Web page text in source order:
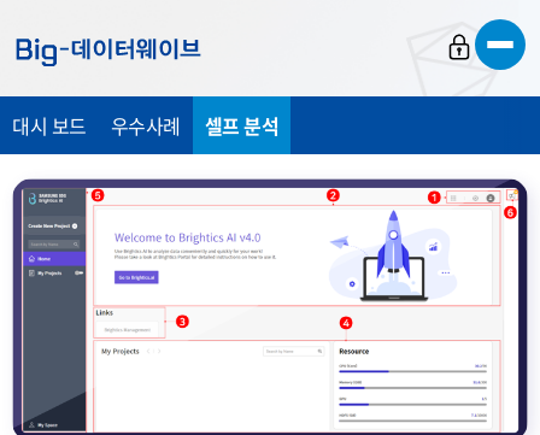
가
가
가
대시 보드 우수사례 셀프 분석